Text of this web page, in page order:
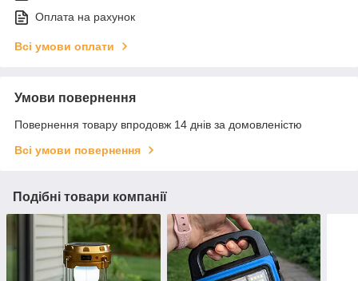
Оплата на рахунок
Всі умови оплати
Умови повернення
Повернення товару впродовж 14 днів за домовленістю
Всі умови повернення
Подібні товари компанії